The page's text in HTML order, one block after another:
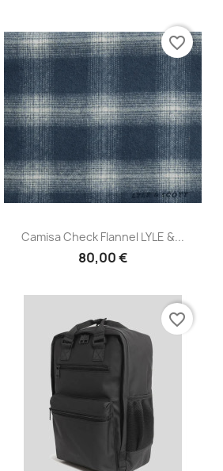
Vista rápida
Camisa Check Flannel LYLE &...
80,00 €
favorite_border
favorite_border